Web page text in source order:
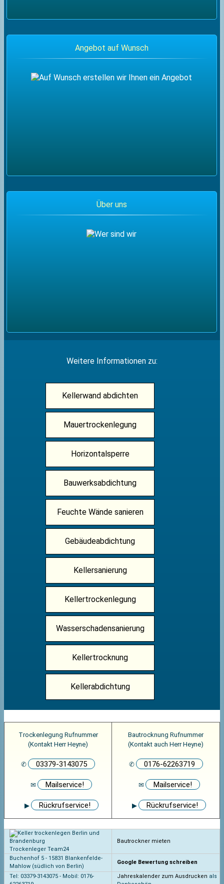
Angebot auf Wunsch
Über uns
Weitere Informationen zu:
Kellerwand abdichten
Mauertrockenlegung
Horizontalsperre
Bauwerksabdichtung
Feuchte Wände sanieren
Gebäudeabdichtung
Kellersanierung
Kellertrockenlegung
Wasserschadensanierung
Kellertrocknung
Kellerabdichtung
Trockenlegung Rufnummer
(Kontakt Herr Heyne)
✆ 03379-3143075
✉ Mailservice!
▶ Rückrufservice!
Bautrocknung Rufnummer
(Kontakt auch Herr Heyne)
✆ 0176-62263719
✉ Mailservice!
▶ Rückrufservice!
Trockenleger Team24
Bautrockner mieten
Buchenhof 5 - 15831 Blankenfelde-
Mahlow (südlich von Berlin)
Google Bewertung schreiben
Tel: 03379-3143075 - Mobil: 0176-
Jahreskalender zum Ausdrucken als